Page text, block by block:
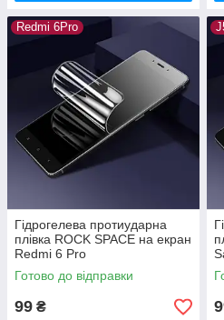
Redmi 6Pro
Гідрогелева протиударна
плівка ROCK SPACE на екран
Redmi 6 Pro
Готово до відправки
99 ₴